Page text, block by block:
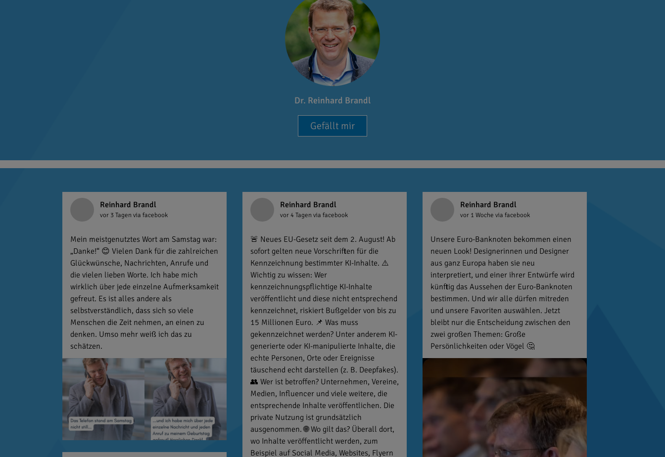
Dr. Reinhard Brandl
Gefällt mir
Reinhard Brandl
vor 3 Tagen via facebook
Mein meistgenutztes Wort am Samstag war:
„Danke!“ 😊 Vielen Dank für die zahlreichen
Glückwünsche, Nachrichten, Anrufe und
die vielen lieben Worte. Ich habe mich
wirklich über jede einzelne Aufmerksamkeit
gefreut. Es ist alles andere als
selbstverständlich, dass sich so viele
Menschen die Zeit nehmen, an einen zu
denken. Umso mehr weiß ich das zu
schätzen.
Reinhard Brandl
vor 4 Tagen via facebook
🚨 Neues EU-Gesetz seit dem 2. August! Ab
sofort gelten neue Vorschriften für die
Kennzeichnung bestimmter KI-Inhalte. ⚠️
Wichtig zu wissen: Wer
kennzeichnungspflichtige KI-Inhalte
veröffentlicht und diese nicht entsprechend
kennzeichnet, riskiert Bußgelder von bis zu
15 Millionen Euro. 📌 Was muss
gekennzeichnet werden? Unter anderem KI-
generierte oder KI-manipulierte Inhalte, die
echte Personen, Orte oder Ereignisse
täuschend echt darstellen (z. B. Deepfakes).
👥 Wer ist betroffen? Unternehmen, Vereine,
Medien, Influencer und viele weitere, die
entsprechende Inhalte veröffentlichen. Die
private Nutzung ist grundsätzlich
ausgenommen. 🌐 Wo gilt das? Überall dort,
wo Inhalte veröffentlicht werden, zum
Beispiel auf Social Media, Websites, Flyern
Reinhard Brandl
vor 1 Woche via facebook
Unsere Euro-Banknoten bekommen einen
neuen Look! Designerinnen und Designer
aus ganz Europa haben sie neu
interpretiert, und einer ihrer Entwürfe wird
künftig das Aussehen der Euro-Banknoten
bestimmen. Und wir alle dürfen mitreden
und unsere Favoriten auswählen. Jetzt
bleibt nur die Entscheidung zwischen den
zwei großen Themen: Große
Persönlichkeiten oder Vögel 🤔